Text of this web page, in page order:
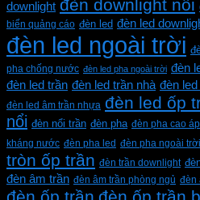
downlight đèn downlight nổi
biển quảng cáo đèn led đèn led
đèn led ngoài trời
pha chống nước đèn led pha ngoài trời đèn
đèn led trần đèn led trần nhà đèn
đèn led âm trần nhựa đèn led ốp
nổi đèn nổi trần đèn pha đèn pha cao áp
kháng nước đèn pha led đèn pha ngoài trời
tròn ốp trần đèn trần downlight
đèn âm trần đèn âm trần phòng ngủ đèn